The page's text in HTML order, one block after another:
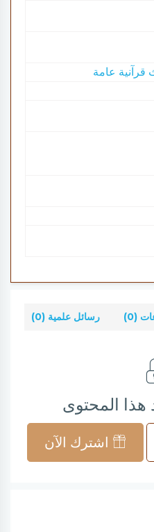
(0) رسائل علمية (0)
المحتوى
اشترك الآن